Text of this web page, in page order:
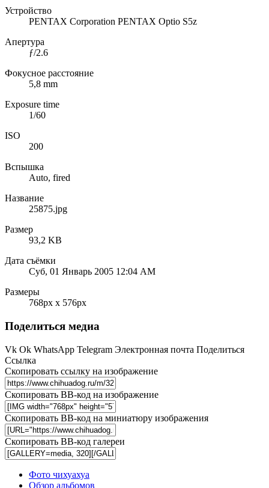
Устройство
PENTAX Corporation PENTAX Optio S5z
Апертура
ƒ/2.6
Фокусное расстояние
5,8 mm
Exposure time
1/60
ISO
200
Вспышка
Auto, fired
Название
25875.jpg
Размер
93,2 KB
Дата съёмки
Суб, 01 Январь 2005 12:04 AM
Размеры
768px x 576px
Поделиться медиа
Vk Ok WhatsApp Telegram Электронная почта Поделиться
Ссылка
Скопировать ссылку на изображение
Скопировать BB-код на изображение
Скопировать BB-код на миниатюру изображения
Скопировать BB-код галереи
Фото чихуахуа
Обзор альбомов